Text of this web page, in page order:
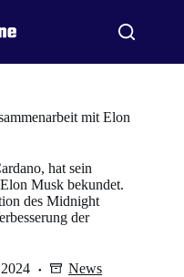
mit Elon
hat sein
Musk bekundet.
des Midnight
der
News